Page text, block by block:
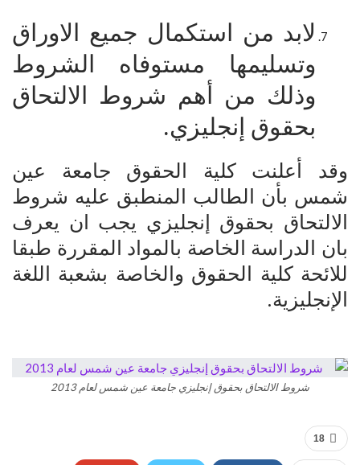
لابد من استكمال جميع الاوراق
وتسليمها مستوفاه الشروط
وذلك من أهم شروط الالتحاق
بحقوق إنجليزي.
وقد أعلنت كلية الحقوق جامعة عين
شمس بأن الطالب المنطبق عليه شروط
الالتحاق بحقوق إنجليزي يجب ان يعرف
بان الدراسة الخاصة بالمواد المقررة طبقا
للائحة كلية الحقوق والخاصة بشعبة اللغة
الإنجليزية.
شروط الالتحاق بحقوق إنجليزي جامعة عين شمس لعام 2013
18